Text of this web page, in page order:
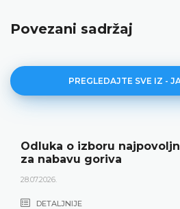
Povezani sadržaj
PREGLEDAJTE SVE IZ -
Odluka o izboru
za nabavu goriva
28.07.2026.
DETALJNIJE